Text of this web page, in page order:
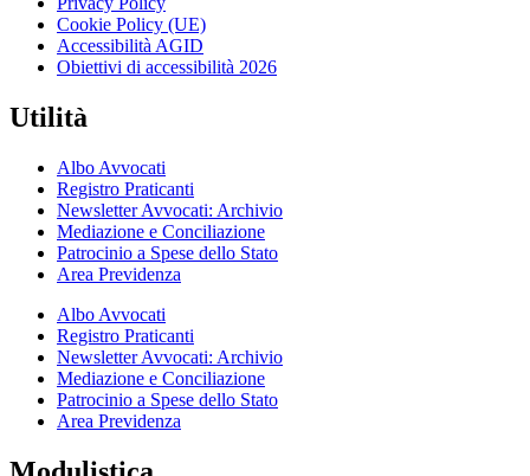
Cookie Policy (UE)
Accessibilità AGID
Obiettivi di accessibilità 2026
Utilità
Albo Avvocati
Registro Praticanti
Newsletter Avvocati: Archivio
Mediazione e Conciliazione
Patrocinio a Spese dello Stato
Area Previdenza
Albo Avvocati
Registro Praticanti
Newsletter Avvocati: Archivio
Mediazione e Conciliazione
Patrocinio a Spese dello Stato
Area Previdenza